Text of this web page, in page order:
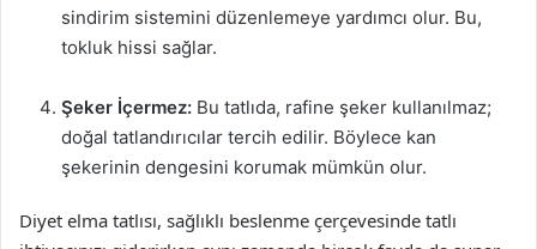
sindirim sistemini düzenlemeye yardımcı olur. Bu,
tokluk hissi sağlar.
Şeker İçermez: Bu tatlıda, rafine şeker kullanılmaz;
doğal tatlandırıcılar tercih edilir. Böylece kan
şekerinin dengesini korumak mümkün olur.
Diyet elma tatlısı, sağlıklı beslenme çerçevesinde tatlı